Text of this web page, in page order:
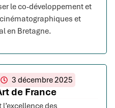
le co-développement et
et
en Bretagne.
3 décembre 2025
de France